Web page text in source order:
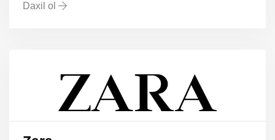
Daxil ol